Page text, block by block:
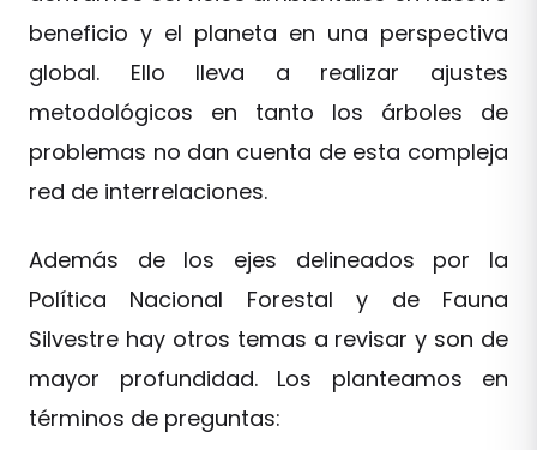
beneficio y el planeta en una perspectiva
global. Ello lleva a realizar ajustes
metodológicos en tanto los árboles de
problemas no dan cuenta de esta compleja
red de interrelaciones.
Además de los ejes delineados por la
Política Nacional Forestal y de Fauna
Silvestre hay otros temas a revisar y son de
mayor profundidad. Los planteamos en
términos de preguntas: